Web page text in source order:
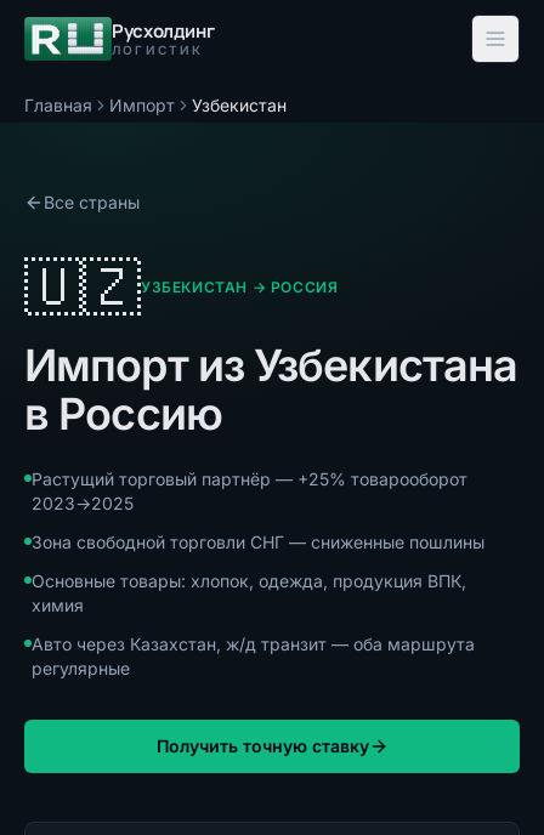
Русхолдинг
ЛОГИСТИК
Главная Импорт Узбекистан
Все страны
🇺🇿УЗБЕКИСТАН → РОССИЯ
Импорт из Узбекистана
в Россию
Растущий торговый партнёр — +25% товарооборот
2023→2025
Зона свободной торговли СНГ — сниженные пошлины
Основные товары: хлопок, одежда, продукция ВПК,
химия
Авто через Казахстан, ж/д транзит — оба маршрута
регулярные
Получить точную ставку